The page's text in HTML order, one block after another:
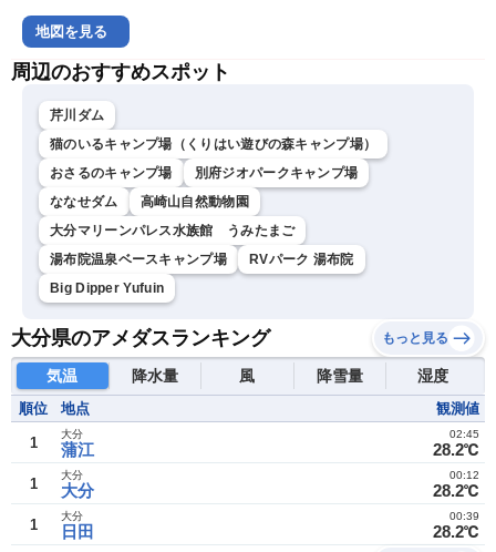
地図を見る
周辺のおすすめスポット
芹川ダム
猫のいるキャンプ場（くりはい遊びの森キャンプ場）
おさるのキャンプ場
別府ジオパークキャンプ場
ななせダム
高崎山自然動物園
大分マリーンパレス水族館 うみたまご
湯布院温泉ベースキャンプ場
RVパーク 湯布院
Big Dipper Yufuin
大分県のアメダスランキング もっと見る
気温 降水量 風 降雪量 湿度
順位 地点 観測値
1 蒲江
大分
28.2℃
02:45
1 大分
大分
28.2℃
00:12
1 日田
大分
28.2℃
00:39